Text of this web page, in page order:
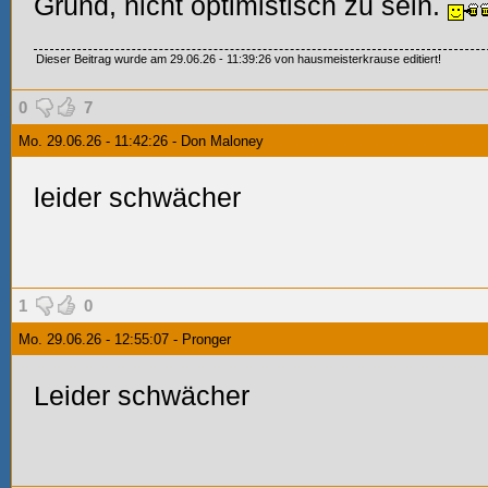
Dieser Beitrag wurde am 29.06.26 - 11:39:26 von hausmeisterkrause editiert!
0 7
Mo. 29.06.26 - 11:42:26 - Don Maloney
leider schwächer
1 0
Mo. 29.06.26 - 12:55:07 - Pronger
Leider schwächer